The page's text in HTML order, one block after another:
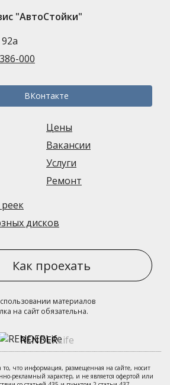
"АвтоСтойки"
000
ВКонтакте
Цены
Вакансии
Услуги
Ремонт
дисков
Как проехать
материалов
на сайт обязательна.
RENDERLife
что информация, размещенная на сайте, носит
рекламный характер, и не является офертой или